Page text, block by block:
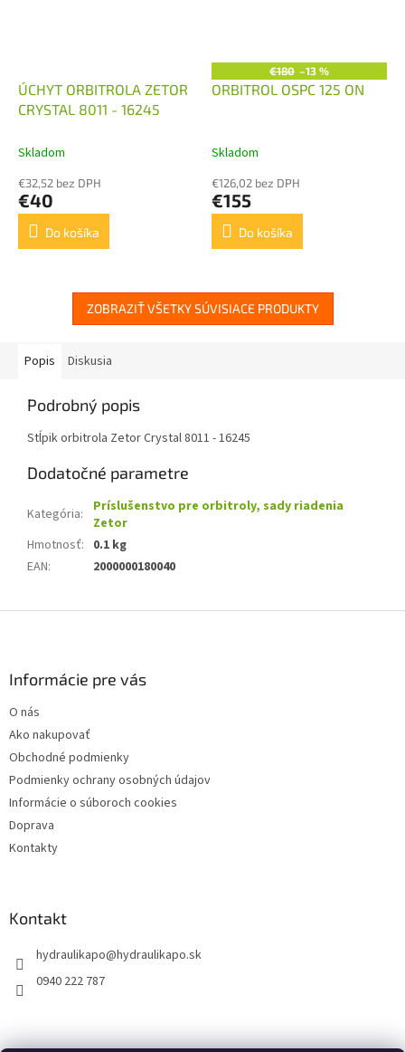
ÚCHYT ORBITROLA ZETOR
CRYSTAL 8011 - 16245
Skladom
€32,52 bez DPH
€40
Do košíka
€180 –13 %
ORBITROL OSPC 125 ON
Skladom
€126,02 bez DPH
€155
Do košíka
ZOBRAZIŤ VŠETKY SÚVISIACE PRODUKTY
Popis Diskusia
Podrobný popis
Stĺpik orbitrola Zetor Crystal 8011 - 16245
Dodatočné parametre
Kategória:
Príslušenstvo pre orbitroly, sady riadenia
Zetor
Hmotnosť: 0.1 kg
EAN: 2000000180040
Informácie pre vás
O nás
Ako nakupovať
Obchodné podmienky
Podmienky ochrany osobných údajov
Informácie o súboroch cookies
Doprava
Kontakty
Kontakt
hydraulikapo@hydraulikapo.sk
0940 222 787